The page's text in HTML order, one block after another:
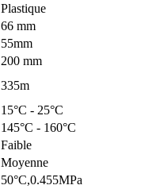
Plastique
66 mm
55mm
200 mm
335m
15°C - 25°C
145°C - 160°C
Faible
Moyenne
50°C,0.455MPa